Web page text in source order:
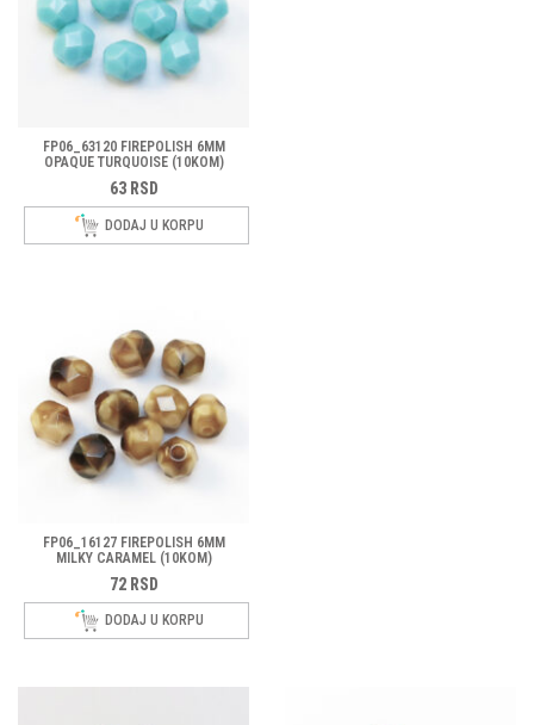
FP06_63120 FIREPOLISH 6MM
OPAQUE TURQUOISE (10KOM)
63 RSD
DODAJ U KORPU
FP06_16127 FIREPOLISH 6MM
MILKY CARAMEL (10KOM)
72 RSD
DODAJ U KORPU